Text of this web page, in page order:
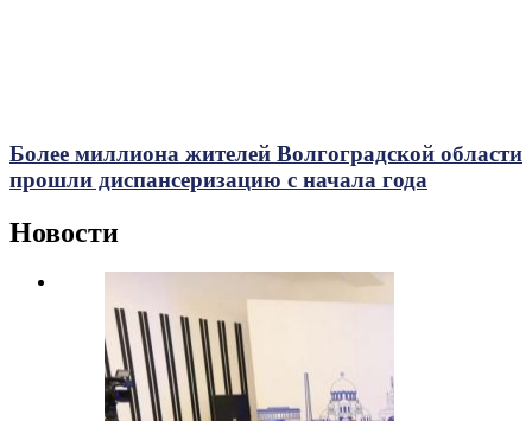
Более миллиона жителей Волгоградской области
прошли диспансеризацию с начала года
Новости